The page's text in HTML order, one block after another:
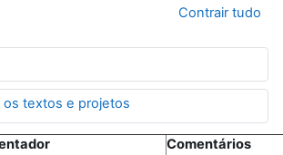
Contrair tudo
os textos e projetos
Comentários